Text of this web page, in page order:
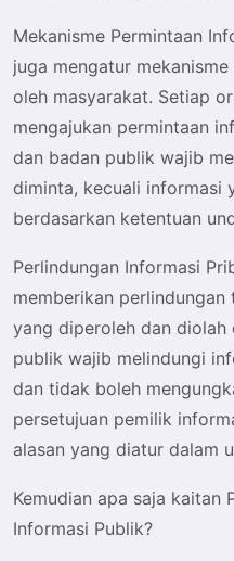
Mekanisme Permintaan
juga mengatur
oleh masyarakat. Setiap
mengajukan permintaan
dan badan publik wajib
diminta, kecuali informasi
berdasarkan ketentuan
Perlindungan Informasi
memberikan
yang diperoleh dan diolah
publik wajib melindungi
dan tidak boleh
persetujuan pemilik
alasan yang diatur dalam
Kemudian apa saja kaitan
Informasi Publik?